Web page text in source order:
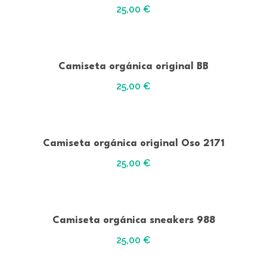
25,00 €
Camiseta orgánica original BB
25,00 €
Camiseta orgánica original Oso 2171
25,00 €
Camiseta orgánica sneakers 988
25,00 €